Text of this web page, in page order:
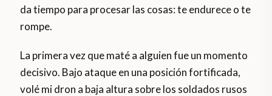
da tiempo para procesar las cosas: te endurece o te
rompe.
La primera vez que maté a alguien fue un momento
decisivo. Bajo ataque en una posición fortificada,
volé mi dron a baja altura sobre los soldados rusos